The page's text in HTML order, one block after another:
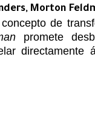
Morton
de
promete